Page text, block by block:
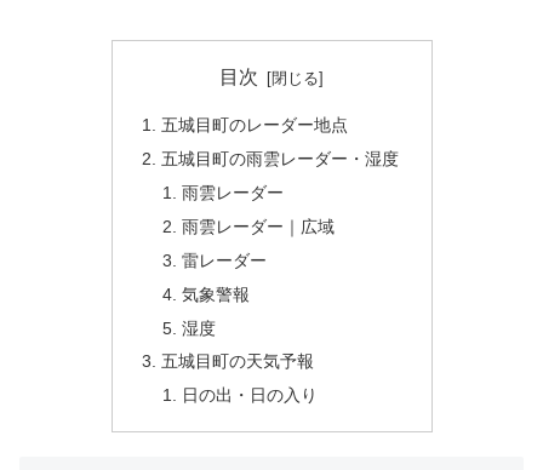
目次
五城目町のレーダー地点
五城目町の雨雲レーダー・湿度
雨雲レーダー
雨雲レーダー｜広域
雷レーダー
気象警報
湿度
五城目町の天気予報
日の出・日の入り